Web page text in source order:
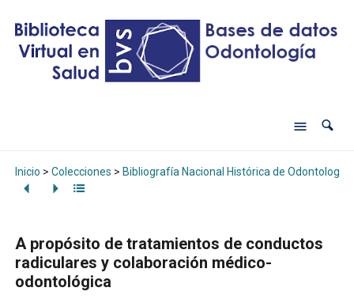
Inicio > Colecciones > Bibliografía Nacional Histórica de Odontología
A propósito de tratamientos de conductos
radiculares y colaboración médico-
odontológica